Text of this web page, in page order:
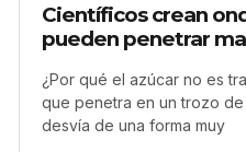
Científicos crean
pueden penetrar
¿Por qué el azúcar no es
que penetra en un trozo
desvía de una forma muy